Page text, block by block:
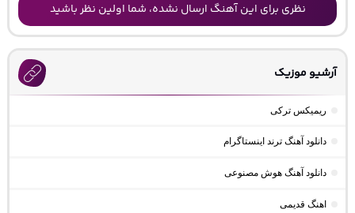
نظری برای این آهنگ ارسال نشده، شما اولین نظر باشید
آرشیو موزیک
ریمیکس ترکی
دانلود آهنگ ترند اینستاگرام
دانلود آهنگ هوش مصنوعی
اهنگ قدیمی